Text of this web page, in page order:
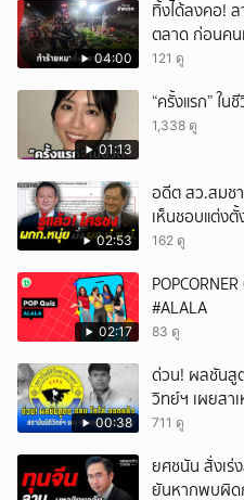
04:00
ทิ้งได้ลงคอ!
ตลาด ก่อนคน
121 ดู
01:13
“ครั้งแรก” ใ
1,338 ดู
02:53
อดีต สว.สมช
เห็นชอบแต่ง
ป.ย.ป.
162 ดู
02:17
#ALALA
83 ดู
00:38
ด่วน! ผลชันสู
วิทย์ฯ เผยสา
711 ดู
ยศชนัน สั่งเร่
ยันหากพบผิด